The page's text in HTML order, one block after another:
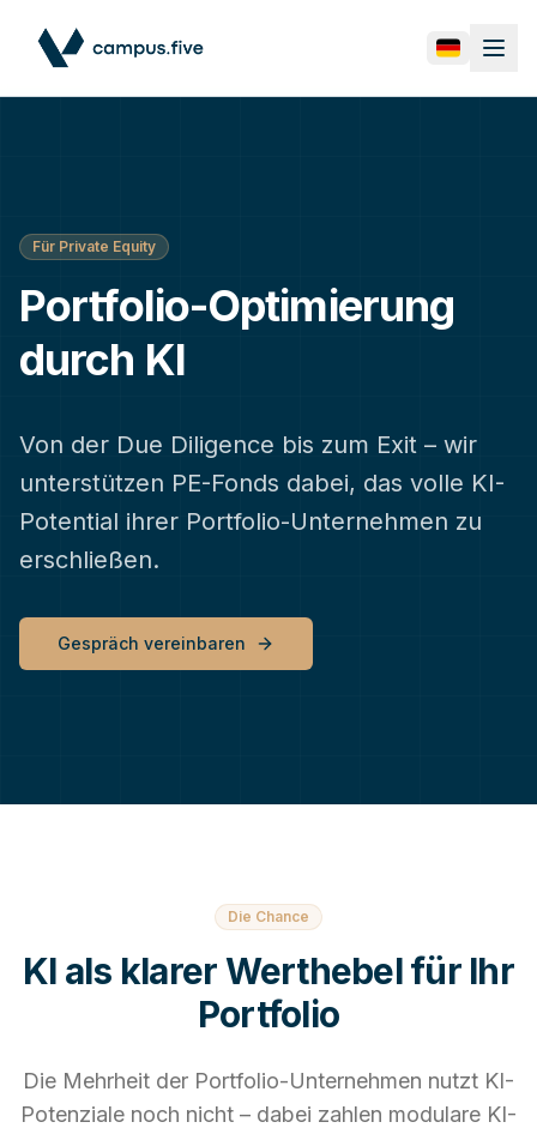
Für Private Equity
Portfolio-Optimierung
durch KI
Von der Due Diligence bis zum Exit – wir
unterstützen PE-Fonds dabei, das volle KI-
Potential ihrer Portfolio-Unternehmen zu
erschließen.
Gespräch vereinbaren
Die Chance
KI als klarer Werthebel für Ihr
Portfolio
Die Mehrheit der Portfolio-Unternehmen nutzt KI-
Potenziale noch nicht – dabei zahlen modulare KI-